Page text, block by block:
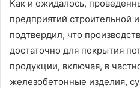
Как и ожидалось,
предприятий строительной
подтвердил, что
достаточно для покрытия
продукции, включая, в
железобетонные изделия,